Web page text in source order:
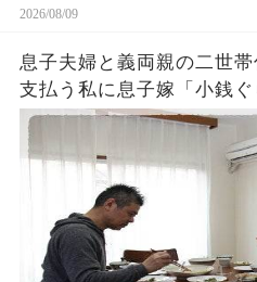
2026/08/09
息子夫婦と義両親の二世
支払う私に息子嫁「小銭
男「支払い止めてみろ！
止めた結果